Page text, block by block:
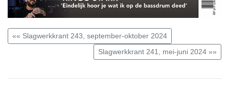
«« Slagwerkkrant 243, september-oktober 2024
Slagwerkkrant 241, mei-juni 2024 »»